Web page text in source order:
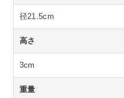
径21.5cm
高さ
3cm
重量